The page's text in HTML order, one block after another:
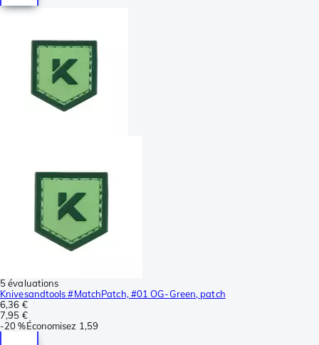
5 évaluations
Knivesandtools #MatchPatch, #01 OG-Green, patch
6,36 €
7,95 €
-20 %Économisez 1,59